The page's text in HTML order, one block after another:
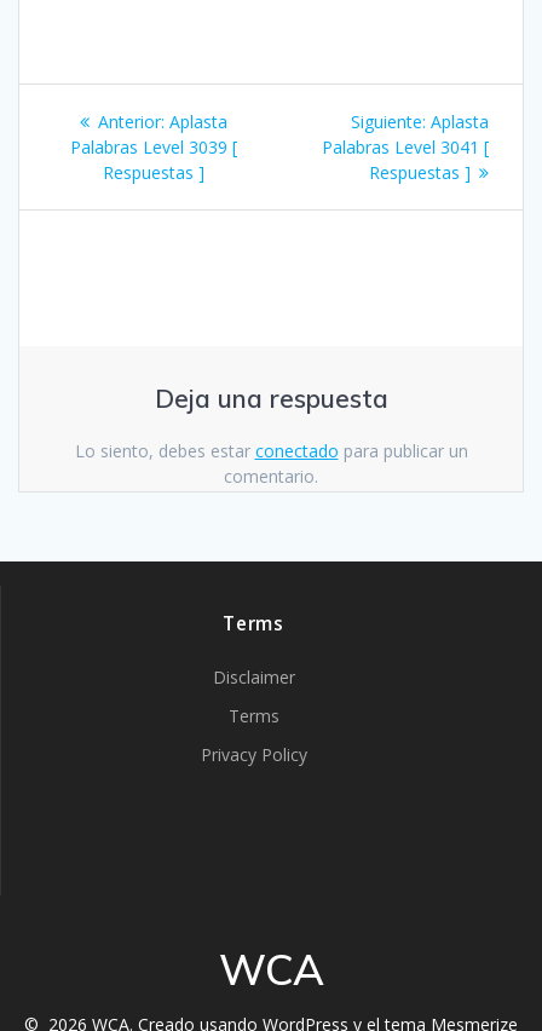
Navegación
entradas
Anterior: Entrada
anterior:
Aplasta
Palabras Level 3039 [
Respuestas ]
Siguiente: Siguiente
entrada:
Aplasta
Palabras Level 3041 [
Respuestas ]
Deja una respuesta
Lo siento, debes estar conectado para publicar un
comentario.
Terms
Disclaimer
Terms
Privacy Policy
WCA
© 2026 WCA. Creado usando WordPress y eltema Mesmerize